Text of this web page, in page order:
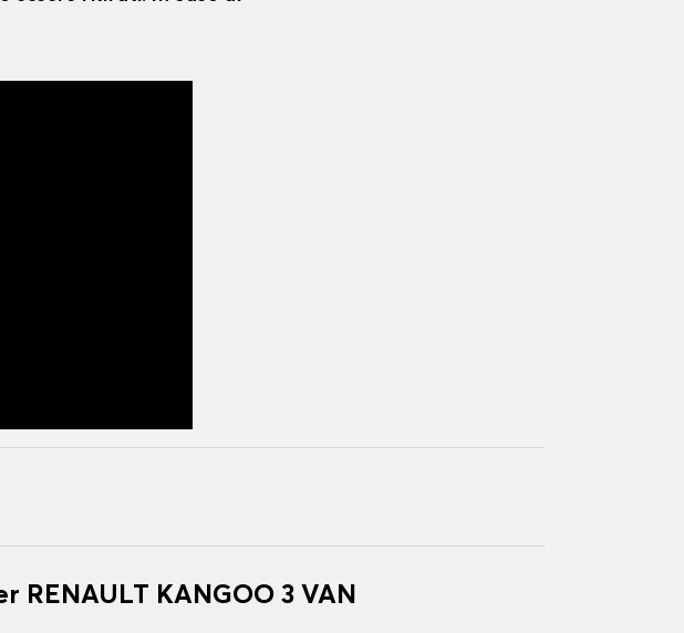
KANGOO 3 VAN